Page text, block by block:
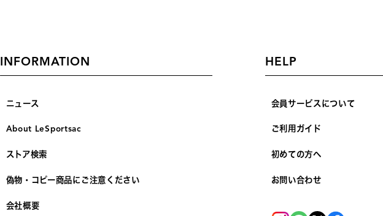
INFORMATION
ニュース
About LeSportsac
ストア検索
偽物・コピー商品にご注意ください
会社概要
HELP
会員サービスについて
ご利用ガイド
初めての方へ
お問い合わせ